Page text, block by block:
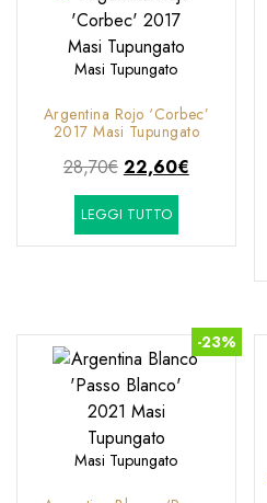
Masi Tupungato
Argentina Rojo ‘Corbec’
2017 Masi Tupungato
28,70€ Il
prezzo
originale
era:
22,60€Il
è:
LEGGI TUTTO
-23%
Masi Tupungato